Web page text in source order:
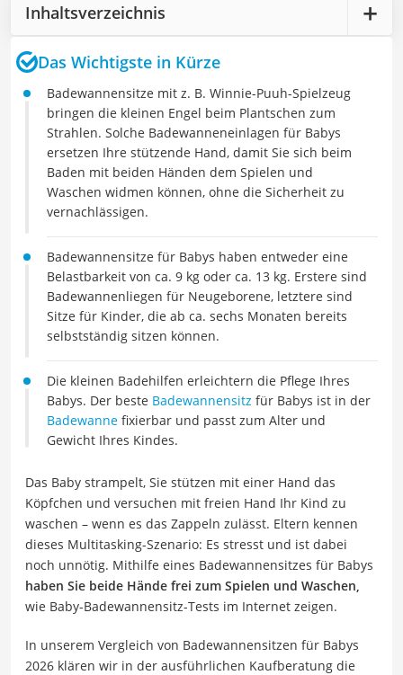
Inhaltsverzeichnis
Das Wichtigste in Kürze
Badewannensitze mit z. B. Winnie-Puuh-Spielzeug
bringen die kleinen Engel beim Plantschen zum
Strahlen. Solche Badewanneneinlagen für Babys
ersetzen Ihre stützende Hand, damit Sie sich beim
Baden mit beiden Händen dem Spielen und
Waschen widmen können, ohne die Sicherheit zu
vernachlässigen.
Badewannensitze für Babys haben entweder eine
Belastbarkeit von ca. 9 kg oder ca. 13 kg. Erstere sind
Badewannenliegen für Neugeborene, letztere sind
Sitze für Kinder, die ab ca. sechs Monaten bereits
selbstständig sitzen können.
Die kleinen Badehilfen erleichtern die Pflege Ihres
Babys. Der beste Badewannensitz für Babys ist in der
Badewanne fixierbar und passt zum Alter und
Gewicht Ihres Kindes.
Das Baby strampelt, Sie stützen mit einer Hand das
Köpfchen und versuchen mit freien Hand Ihr Kind zu
waschen – wenn es das Zappeln zulässt. Eltern kennen
dieses Multitasking-Szenario: Es stresst und ist dabei
noch unnötig. Mithilfe eines Badewannensitzes für Babys
haben Sie beide Hände frei zum Spielen und Waschen,
wie Baby-Badewannensitz-Tests im Internet zeigen.
In unserem Vergleich von Badewannensitzen für Babys
2026 klären wir in der ausführlichen Kaufberatung die